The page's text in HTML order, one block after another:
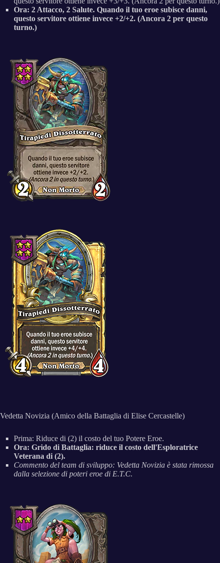
Ora: 2 Attacco, 2 Salute. Quando il tuo eroe subisce danni,
questo servitore ottiene invece +2/+2. (Ancora 2 per questo
turno.)
Vedetta Novizia (Amico della Battaglia di Elise Cercastelle)
Prima: Riduce di (2) il costo del tuo Potere Eroe.
Ora: Grido di Battaglia: riduce il costo dell'Esploratrice
Veterana di (2).
Commento del team di sviluppo: Vedetta Novizia è stata rimossa
dalla selezione di poteri eroe di E.T.C.